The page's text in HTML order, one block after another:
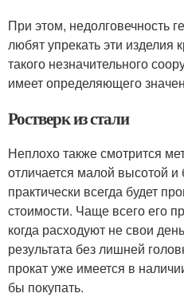
При этом, недолговечность
любят упрекать эти изделия
такого незначительного
имеет определяющего
Ростверк из стали
Неплохо также смотрится
отличается малой высотой
практически всегда будет
стоимости. Чаще всего его
когда расходуют не свои
результата без лишней
прокат уже имеется в
бы покупать.